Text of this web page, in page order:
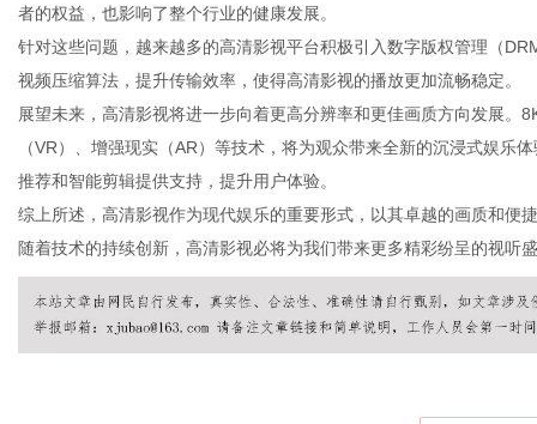
者的权益，也影响了整个行业的健康发展。
针对这些问题，越来越多的高清影视平台积极引入数字版权管理（
视频压缩算法，提升传输效率，使得高清影视的播放更加流畅稳定。
展望未来，高清影视将进一步向着更高分辨率和更佳画质方向发展。
（VR）、增强现实（AR）等技术，将为观众带来全新的沉浸式娱乐
推荐和智能剪辑提供支持，提升用户体验。
综上所述，高清影视作为现代娱乐的重要形式，以其卓越的画质和便
随着技术的持续创新，高清影视必将为我们带来更多精彩纷呈的视听